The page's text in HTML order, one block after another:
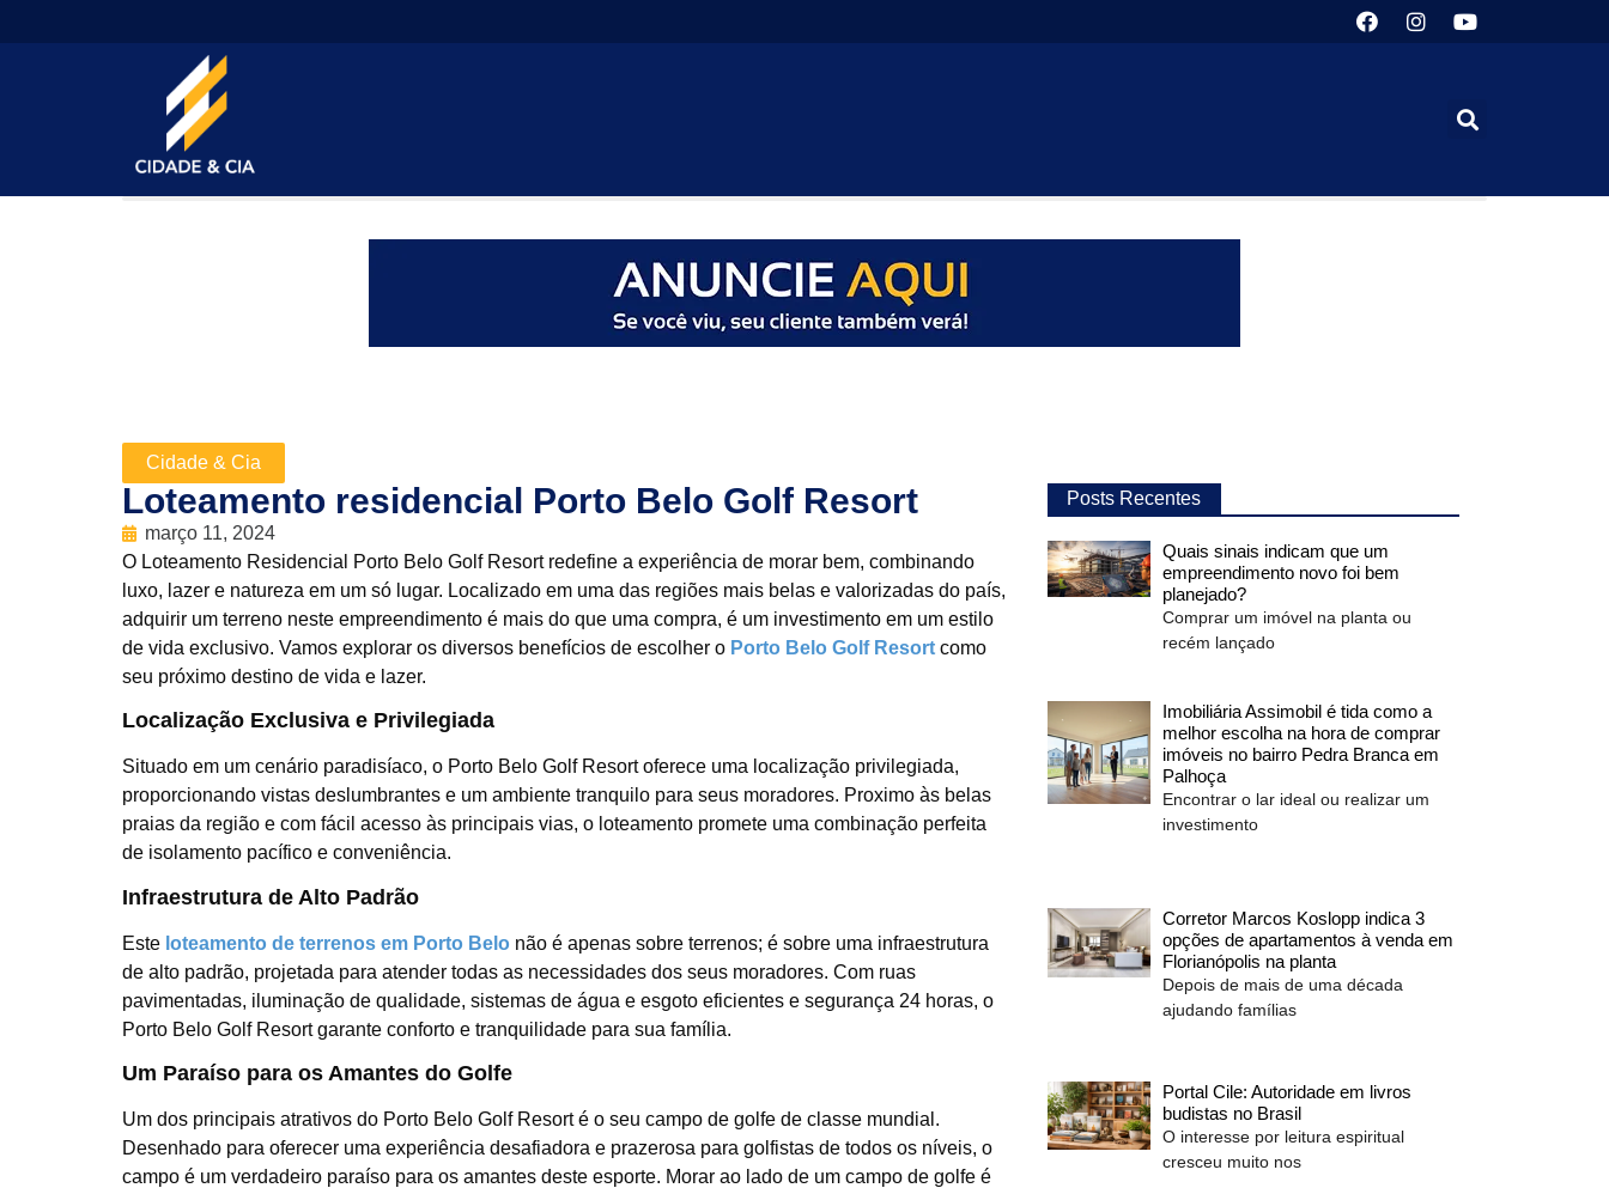
Cidade & Cia
Loteamento residencial Porto Belo Golf Resort
março 11, 2024
O Loteamento Residencial Porto Belo Golf Resort redefine a experiência de morar bem, combinando
luxo, lazer e natureza em um só lugar. Localizado em uma das regiões mais belas e valorizadas do país,
adquirir um terreno neste empreendimento é mais do que uma compra, é um investimento em um estilo
de vida exclusivo. Vamos explorar os diversos benefícios de escolher o Porto Belo Golf Resort como
seu próximo destino de vida e lazer.
Localização Exclusiva e Privilegiada
Situado em um cenário paradisíaco, o Porto Belo Golf Resort oferece uma localização privilegiada,
proporcionando vistas deslumbrantes e um ambiente tranquilo para seus moradores. Proximo às belas
praias da região e com fácil acesso às principais vias, o loteamento promete uma combinação perfeita
de isolamento pacífico e conveniência.
Infraestrutura de Alto Padrão
Este loteamento de terrenos em Porto Belo não é apenas sobre terrenos; é sobre uma infraestrutura
de alto padrão, projetada para atender todas as necessidades dos seus moradores. Com ruas
pavimentadas, iluminação de qualidade, sistemas de água e esgoto eficientes e segurança 24 horas, o
Porto Belo Golf Resort garante conforto e tranquilidade para sua família.
Um Paraíso para os Amantes do Golfe
Um dos principais atrativos do Porto Belo Golf Resort é o seu campo de golfe de classe mundial.
Desenhado para oferecer uma experiência desafiadora e prazerosa para golfistas de todos os níveis, o
campo é um verdadeiro paraíso para os amantes deste esporte. Morar ao lado de um campo de golfe é
Posts Recentes
Quais sinais indicam que um
empreendimento novo foi bem
planejado?
Comprar um imóvel na planta ou
recém lançado
Imobiliária Assimobil é tida como a
melhor escolha na hora de comprar
imóveis no bairro Pedra Branca em
Palhoça
Encontrar o lar ideal ou realizar um
investimento
Corretor Marcos Koslopp indica 3
opções de apartamentos à venda em
Florianópolis na planta
Depois de mais de uma década
ajudando famílias
Portal Cile: Autoridade em livros
budistas no Brasil
O interesse por leitura espiritual
cresceu muito nos